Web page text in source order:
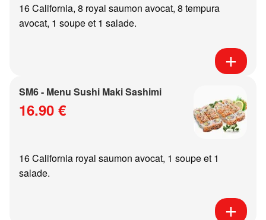
16 California, 8 royal saumon avocat, 8 tempura
avocat, 1 soupe et 1 salade.
SM6 - Menu Sushi Maki Sashimi
16.90 €
16 California royal saumon avocat, 1 soupe et 1
salade.